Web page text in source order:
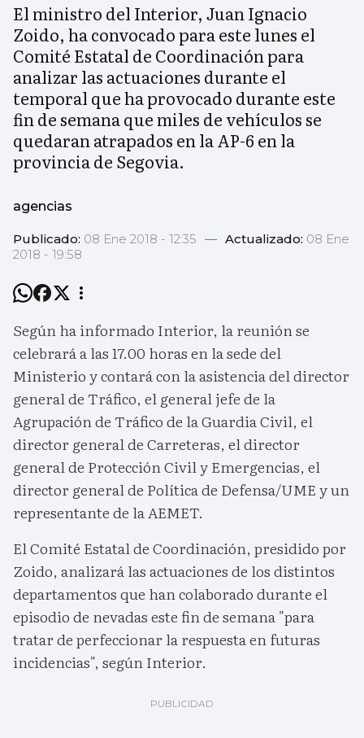
El ministro del Interior, Juan Ignacio
Zoido, ha convocado para este lunes el
Comité Estatal de Coordinación para
analizar las actuaciones durante el
temporal que ha provocado durante este
fin de semana que miles de vehículos se
quedaran atrapados en la AP-6 en la
provincia de Segovia.
agencias
Publicado: 08 Ene 2018 - 12:35 — Actualizado: 08 Ene
2018 - 19:58
Según ha informado Interior, la reunión se
celebrará a las 17.00 horas en la sede del
Ministerio y contará con la asistencia del director
general de Tráfico, el general jefe de la
Agrupación de Tráfico de la Guardia Civil, el
director general de Carreteras, el director
general de Protección Civil y Emergencias, el
director general de Política de Defensa/UME y un
representante de la AEMET.
El Comité Estatal de Coordinación, presidido por
Zoido, analizará las actuaciones de los distintos
departamentos que han colaborado durante el
episodio de nevadas este fin de semana "para
tratar de perfeccionar la respuesta en futuras
incidencias", según Interior.